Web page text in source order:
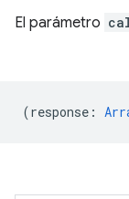
El parámetro
(response :